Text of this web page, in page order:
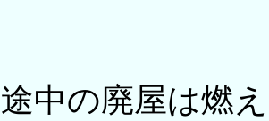
途中の廃屋は燃